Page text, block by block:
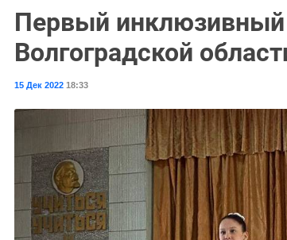
Первый инклюзивный
Волгоградской
15 Дек 2022 18:33